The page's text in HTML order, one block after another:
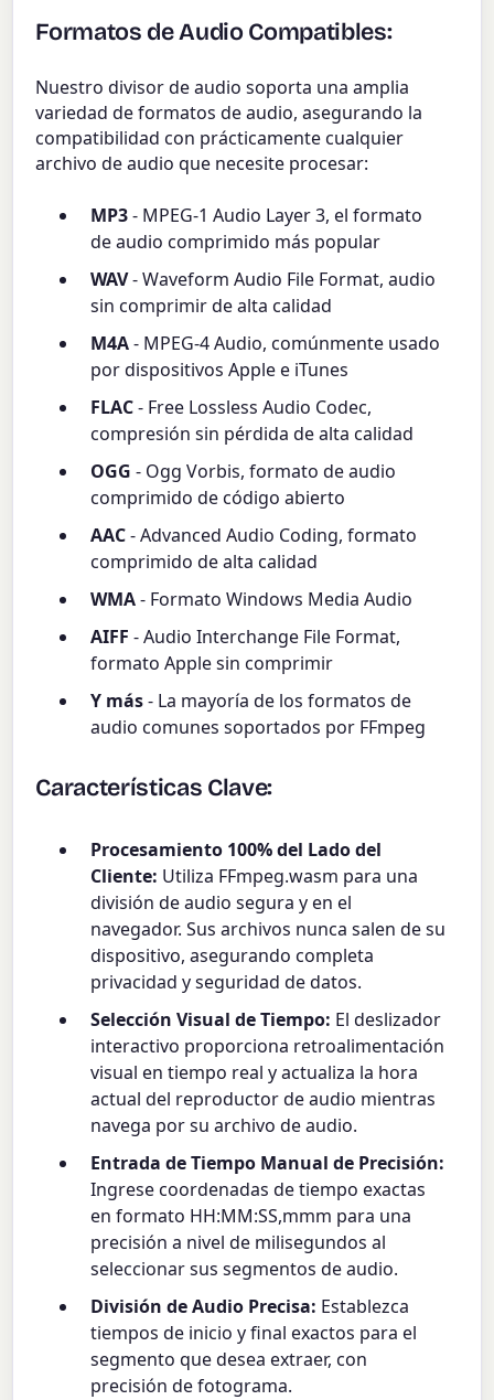
Formatos de Audio Compatibles:
Nuestro divisor de audio soporta una amplia
variedad de formatos de audio, asegurando la
compatibilidad con prácticamente cualquier
archivo de audio que necesite procesar:
MP3- MPEG-1 Audio Layer 3, el formato
de audio comprimido más popular
WAV- Waveform Audio File Format, audio
sin comprimir de alta calidad
M4A- MPEG-4 Audio, comúnmente usado
por dispositivos Apple e iTunes
FLAC- Free Lossless Audio Codec,
compresión sin pérdida de alta calidad
OGG - Ogg Vorbis, formato de audio
comprimido de código abierto
AAC- Advanced Audio Coding, formato
comprimido de alta calidad
WMA- Formato Windows Media Audio
AIFF - Audio Interchange File Format,
formato Apple sin comprimir
Y más- La mayoría de los formatos de
audio comunes soportados por FFmpeg
Características Clave:
Procesamiento 100% del Lado del
Cliente: Utiliza FFmpeg.wasm para una
división de audio segura y en el
navegador. Sus archivos nunca salen de su
dispositivo, asegurando completa
privacidad y seguridad de datos.
Selección Visual de Tiempo: El deslizador
interactivo proporciona retroalimentación
visual en tiempo real y actualiza la hora
actual del reproductor de audio mientras
navega por su archivo de audio.
Entrada de Tiempo Manual de Precisión:
Ingrese coordenadas de tiempo exactas
en formato HH:MM:SS,mmm para una
precisión a nivel de milisegundos al
seleccionar sus segmentos de audio.
División de Audio Precisa: Establezca
tiempos de inicio y final exactos para el
segmento que desea extraer, con
precisión de fotograma.